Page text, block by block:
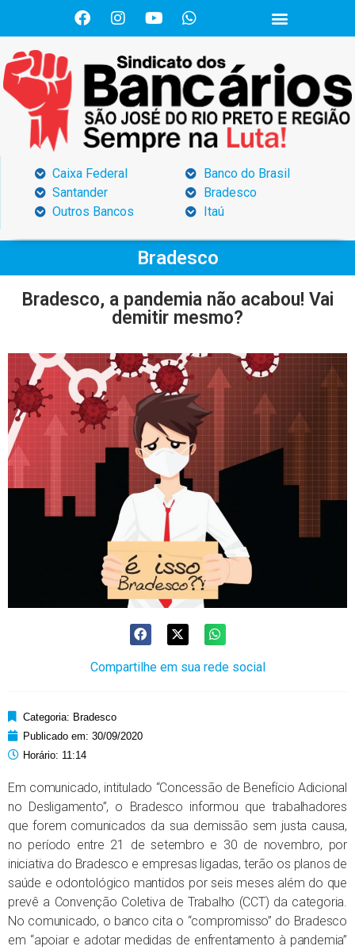
Caixa Federal
Santander
Outros Bancos
Banco do Brasil
Bradesco
Itaú
Bradesco
Bradesco, a pandemia não acabou! Vai
demitir mesmo?
Compartilhe em sua rede social
Categoria: Bradesco
Publicado em: 30/09/2020
Horário: 11:14
Em comunicado, intitulado “Concessão de Benefício Adicional
no Desligamento”, o Bradesco informou que trabalhadores
que forem comunicados da sua demissão sem justa causa,
no período entre 21 de setembro e 30 de novembro, por
iniciativa do Bradesco e empresas ligadas, terão os planos de
saúde e odontológico mantidos por seis meses além do que
prevê a Convenção Coletiva de Trabalho (CCT) da categoria.
No comunicado, o banco cita o “compromisso” do Bradesco
em “apoiar e adotar medidas de enfrentamento à pandemia”